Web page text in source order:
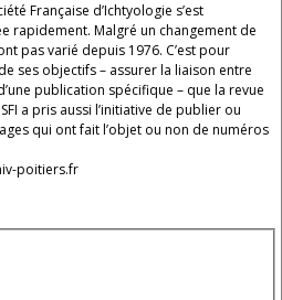
Française d’Ichtyologie s’est
rapidement. Malgré un changement de
pas varié depuis 1976. C’est pour
ses objectifs – assurer la liaison entre
publication spécifique – que la revue
a pris aussi l’initiative de publier ou
qui ont fait l’objet ou non de numéros
poitiers.fr